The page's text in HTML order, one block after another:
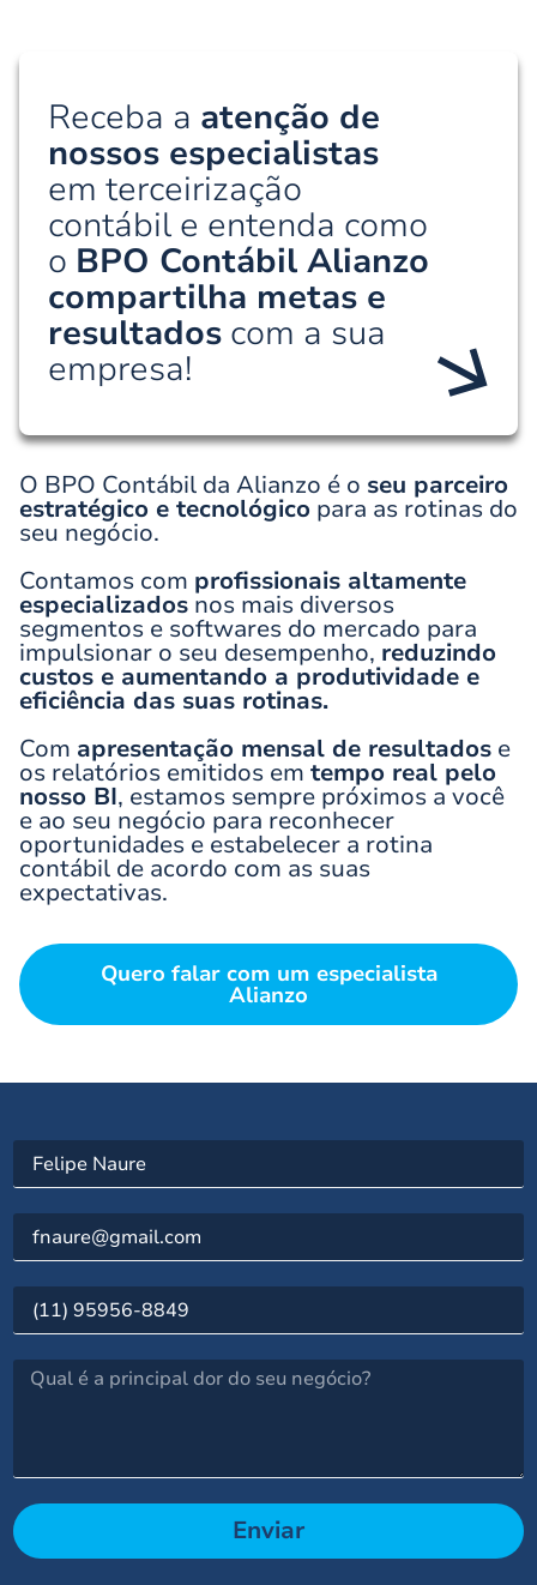
Receba a atenção de
nossos especialistas
em terceirização
contábil e entenda como
o BPO Contábil Alianzo
compartilha metas e
resultados com a sua
empresa!
O BPO Contábil da Alianzo é o seu parceiro
estratégico e tecnológico para as rotinas do
seu negócio.
Contamos com profissionais altamente
especializados nos mais diversos
segmentos e softwares do mercado para
impulsionar o seu desempenho, reduzindo
custos e aumentando a produtividade e
eficiência das suas rotinas.
Com apresentação mensal de resultados e
os relatórios emitidos em tempo real pelo
nosso BI, estamos sempre próximos a você
e ao seu negócio para reconhecer
oportunidades e estabelecer a rotina
contábil de acordo com as suas
expectativas.
Quero falar com um especialista
Alianzo
Enviar